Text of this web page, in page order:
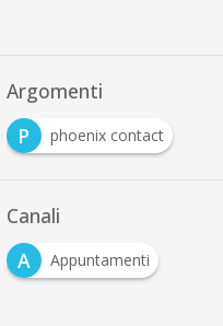
Argomenti
P
phoenix contact
Canali
A
Appuntamenti